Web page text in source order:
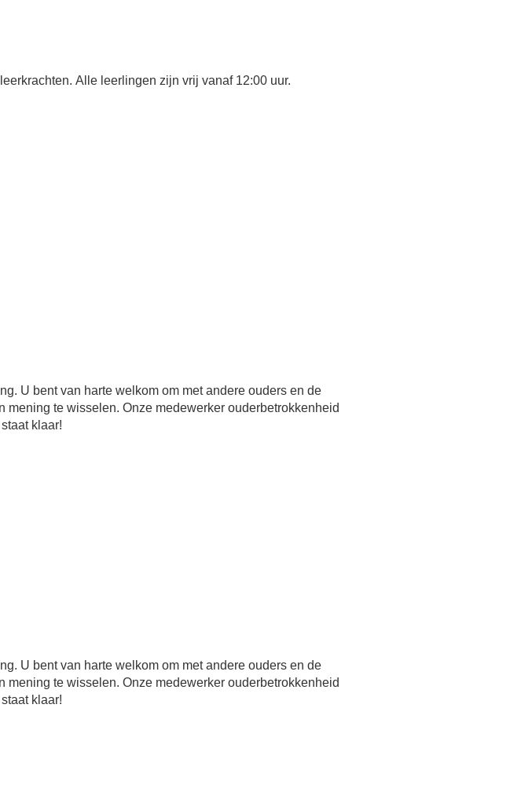
Alle leerlingen zijn vrij vanaf 12:00 uur.
U bent van harte welkom om met andere ouders en de
te wisselen. Onze medewerker ouderbetrokkenheid
klaar!
U bent van harte welkom om met andere ouders en de
te wisselen. Onze medewerker ouderbetrokkenheid
klaar!